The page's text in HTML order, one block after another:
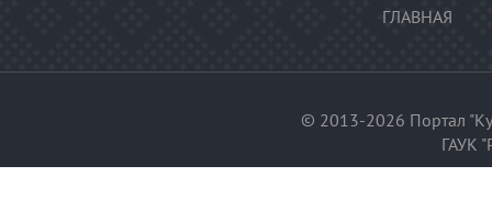
ГЛАВНАЯ
© 2013-2026 Портал
ГАУК